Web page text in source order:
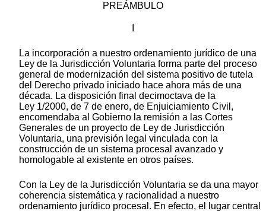
PREÁMBULO
La incorporación a nuestro ordenamiento jurídico de una
Ley de la Jurisdicción Voluntaria forma parte del proceso
general de modernización del sistema positivo de tutela
del Derecho privado iniciado hace ahora más de una
década. La disposición final decimoctava de la
Ley 1/2000, de 7 de enero, de Enjuiciamiento Civil,
encomendaba al Gobierno la remisión a las Cortes
Generales de un proyecto de Ley de Jurisdicción
Voluntaria, una previsión legal vinculada con la
construcción de un sistema procesal avanzado y
homologable al existente en otros países.
Con la Ley de la Jurisdicción Voluntaria se da una mayor
coherencia sistemática y racionalidad a nuestro
ordenamiento jurídico procesal. En efecto, el lugar central